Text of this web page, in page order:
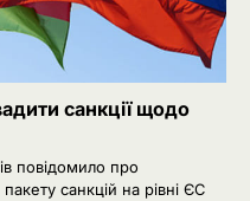
санкції щодо
повідомило про
санкцій на рівні ЄС
новий пакет
Росії: що буде далі
формують новий